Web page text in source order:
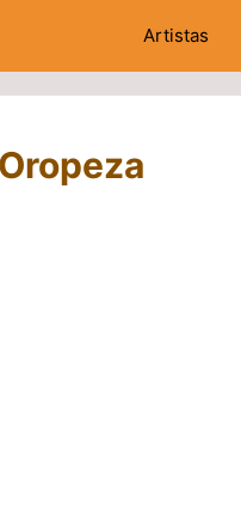
Artistas